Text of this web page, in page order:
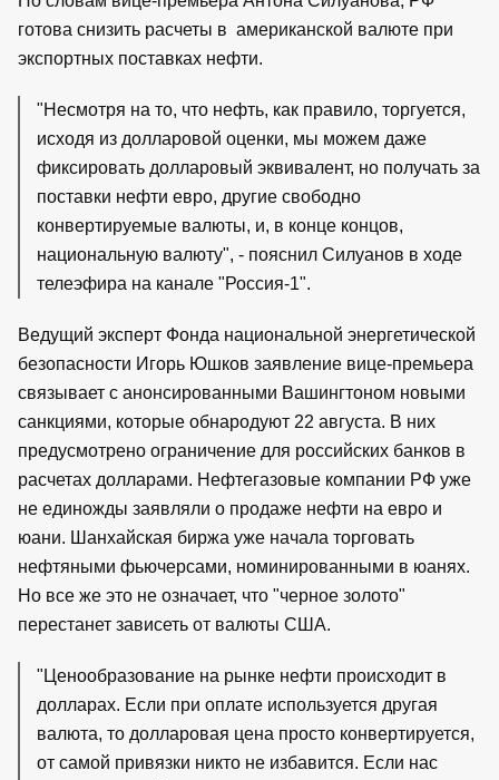
готова снизить расчеты в американской валюте при
экспортных поставках нефти.
"Несмотря на то, что нефть, как правило, торгуется,
исходя из долларовой оценки, мы можем даже
фиксировать долларовый эквивалент, но получать за
поставки нефти евро, другие свободно
конвертируемые валюты, и, в конце концов,
национальную валюту", - пояснил Силуанов в ходе
телеэфира на канале "Россия-1".
Ведущий эксперт Фонда национальной энергетической
безопасности Игорь Юшков заявление вице-премьера
связывает с анонсированными Вашингтоном новыми
санкциями, которые обнародуют 22 августа. В них
предусмотрено ограничение для российских банков в
расчетах долларами. Нефтегазовые компании РФ уже
не единожды заявляли о продаже нефти на евро и
юани. Шанхайская биржа уже начала торговать
нефтяными фьючерсами, номинированными в юанях.
Но все же это не означает, что "черное золото"
перестанет зависеть от валюты США.
"Ценообразование на рынке нефти происходит в
долларах. Если при оплате используется другая
валюта, то долларовая цена просто конвертируется,
от самой привязки никто не избавится. Если нас